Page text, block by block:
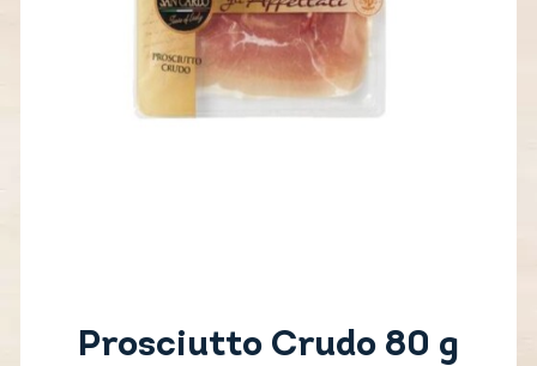
Prosciutto Crudo 80 g